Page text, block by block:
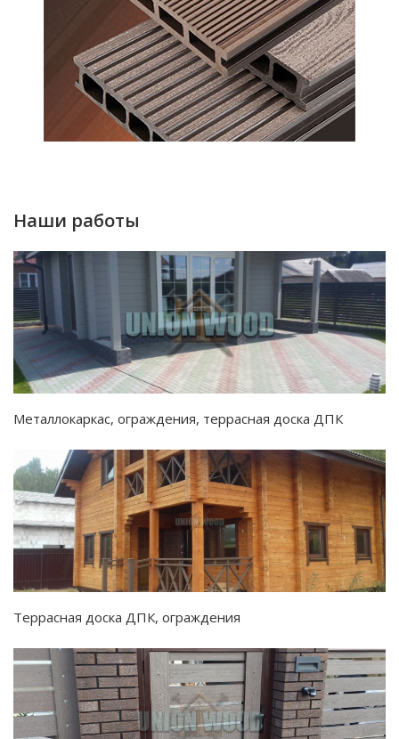
Наши работы
Металлокаркас, ограждения, террасная доска ДПК
Террасная доска ДПК, ограждения